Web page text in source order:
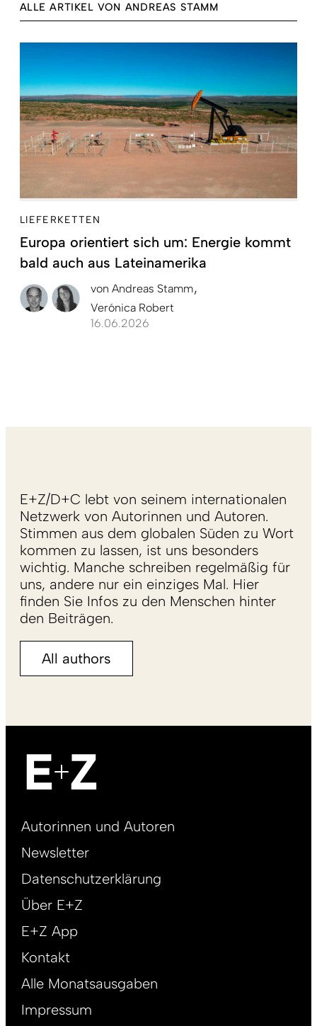
ALLE ARTIKEL VON ANDREAS STAMM
LIEFERKETTEN
Europa orientiert sich um: Energie kommt
bald auch aus Lateinamerika
von Andreas Stamm
Verónica Robert
16.06.2026
E+Z/D+C lebt von seinem internationalen
Netzwerk von Autorinnen und Autoren.
Stimmen aus dem globalen Süden zu Wort
kommen zu lassen, ist uns besonders
wichtig. Manche schreiben regelmäßig für
uns, andere nur ein einziges Mal. Hier
finden Sie Infos zu den Menschen hinter
den Beiträgen.
All authors
Footer
DE
Autorinnen und Autoren
Newsletter
Datenschutzerklärung
Über E+Z
E+Z App
Kontakt
Alle Monatsausgaben
Impressum